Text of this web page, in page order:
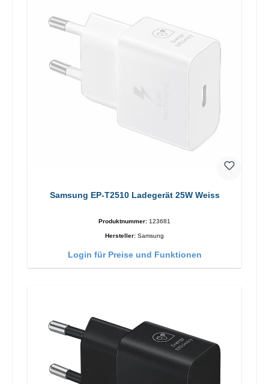
Samsung EP-T2510 Ladegerät 25W Weiss
Produktnummer: 123681
Hersteller: Samsung
Login für Preise und Funktionen